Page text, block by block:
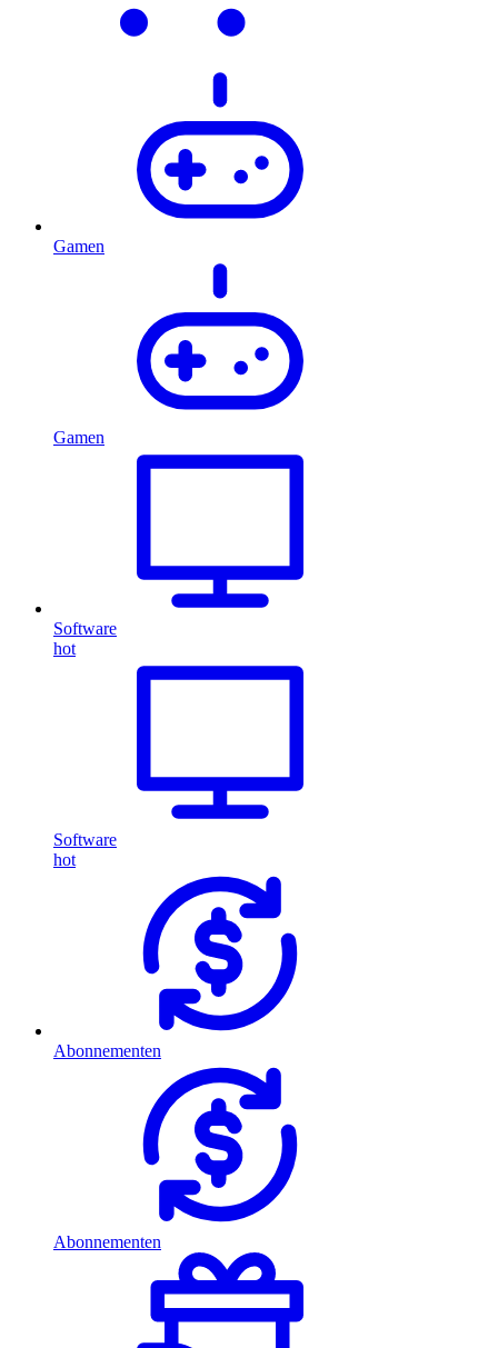
Gamen
Gamen
Software
hot
Software
hot
Abonnementen
Abonnementen